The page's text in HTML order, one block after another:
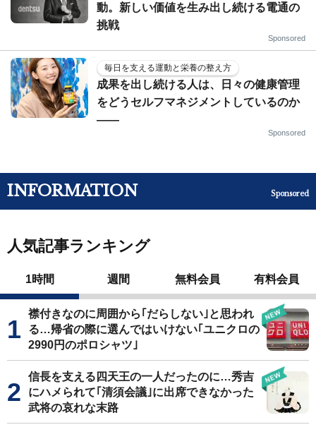
動。新しい価値を生み出し続ける電通の
挑戦
Sponsored
毎日を支える運動と栄養の整え方
成果を出し続ける人は、日々の健康管理
をどうセルフマネジメントしているのか
——
Sponsored
INFORMATION Sponsored
人気記事ランキング
1時間 週間 無料会員 有料会員
襟付きなのに周囲から｢だらしない｣と思われ
る…帰省の際に選んではいけない｢ユニクロの
2990円のポロシャツ｣
信長を支える四天王の一人だったのに…秀吉
にハメられて｢清須会議｣に出席できなかった
武将の哀れな末路